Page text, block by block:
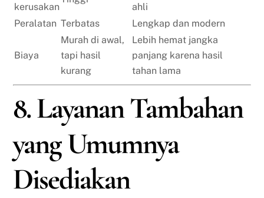
kerusakan
ahli
Peralatan Terbatas Lengkap dan modern
Biaya
Murah di awal,
tapi hasil
kurang
Lebih hemat jangka
panjang karena hasil
tahan lama
8. Layanan Tambahan
yang Umumnya
Disediakan